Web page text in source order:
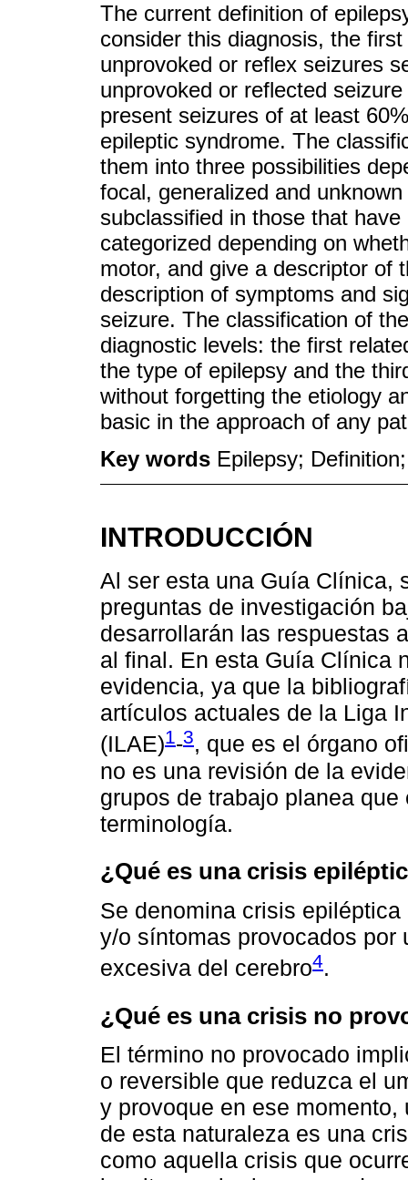
The current definition of
consider this diagnosis, the
unprovoked or reflex seizures
unprovoked or reflected
present seizures of at least
epileptic syndrome. The
them into three possibilities
focal, generalized and
subclassified in those that
categorized depending on
motor, and give a descriptor of
description of symptoms and
seizure. The classification of
diagnostic levels: the first
the type of epilepsy and the
without forgetting the etiology
basic in the approach of any
Key words Epilepsy;
INTRODUCCIÓN
Al ser esta una Guía Clínica,
preguntas de investigación
desarrollarán las respuestas
al final. En esta Guía Clínica
evidencia, ya que la
artículos actuales de la Liga
(ILAE)1-3, que es el órgano
no es una revisión de la
grupos de trabajo planea
terminología.
¿Qué es una crisis
Se denomina crisis
y/o síntomas provocados por
excesiva del cerebro4.
¿Qué es una crisis no
El término no provocado
o reversible que reduzca el
y provoque en ese
de esta naturaleza es una
como aquella crisis que